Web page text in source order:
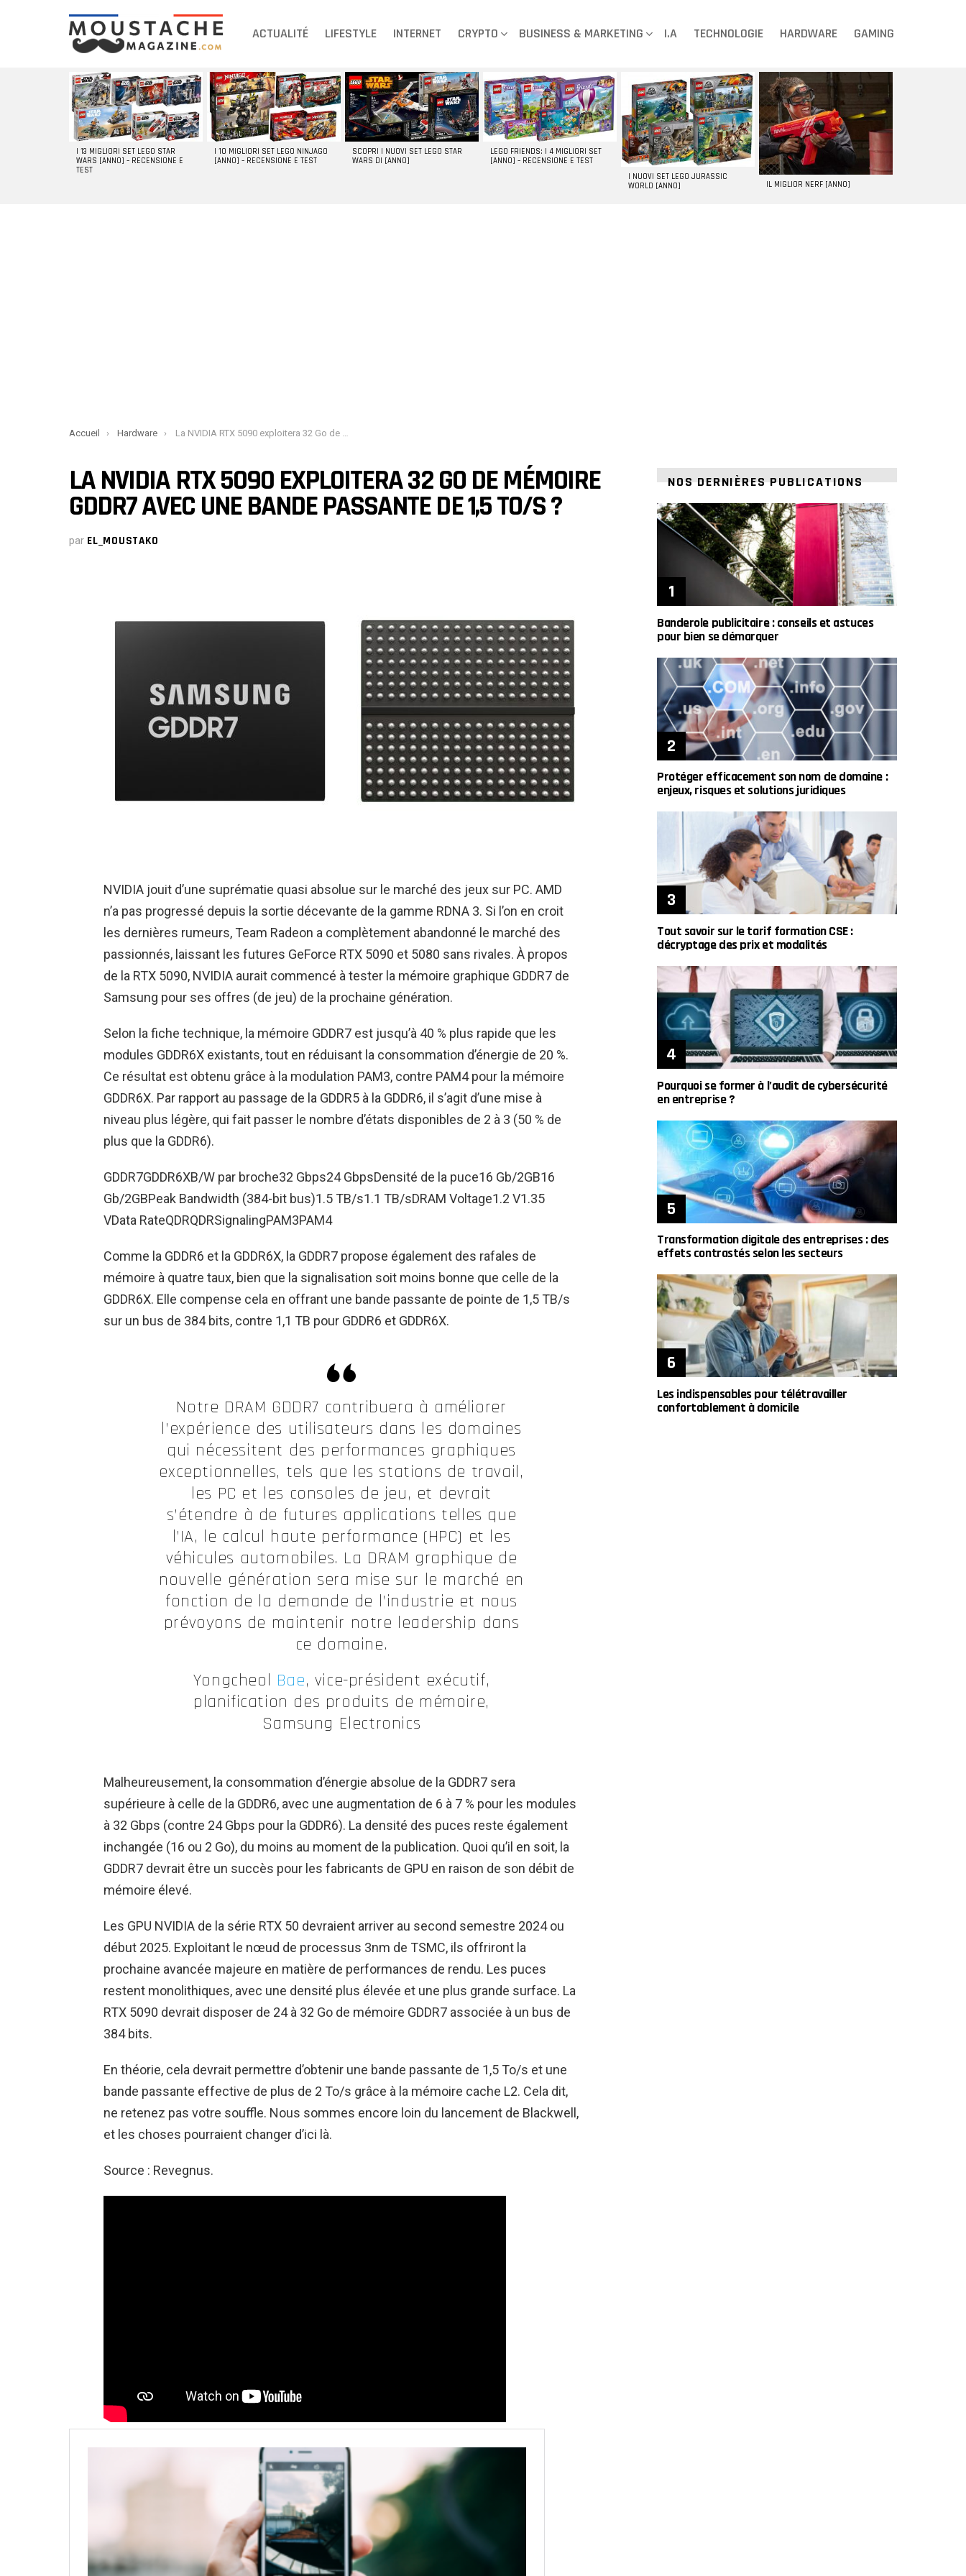
ACTUALITÉ LIFESTYLE INTERNET CRYPTO BUSINESS & MARKETING I.A TECHNOLOGIE HARDWARE GAMING
DERNIERS
ARTICLES
I 13 MIGLIORI SET LEGO STAR
WARS [ANNO] – RECENSIONE E
TEST
I 10 MIGLIORI SET LEGO NINJAGO
[ANNO] – RECENSIONE E TEST
SCOPRI I NUOVI SET LEGO STAR
WARS DI [ANNO]
LEGO FRIENDS: I 4 MIGLIORI SET
[ANNO] – RECENSIONE E TEST
I NUOVI SET LEGO JURASSIC
WORLD [ANNO]
IL MIGLIOR NERF [ANNO]
You are here:
Accueil Hardware La NVIDIA RTX 5090 exploitera 32 Go de mémoire GDDR7 avec une bande passante de 1,5 To/s ?
LA NVIDIA RTX 5090 EXPLOITERA 32 GO DE MÉMOIRE
GDDR7 AVEC UNE BANDE PASSANTE DE 1,5 TO/S ?
par EL_MOUSTAKO
NVIDIA jouit d’une suprématie quasi absolue sur le marché des jeux sur PC. AMD
n’a pas progressé depuis la sortie décevante de la gamme RDNA 3. Si l’on en croit
les dernières rumeurs, Team Radeon a complètement abandonné le marché des
passionnés, laissant les futures GeForce RTX 5090 et 5080 sans rivales. À propos
de la RTX 5090, NVIDIA aurait commencé à tester la mémoire graphique GDDR7 de
Samsung pour ses offres (de jeu) de la prochaine génération.
Selon la fiche technique, la mémoire GDDR7 est jusqu’à 40 % plus rapide que les
modules GDDR6X existants, tout en réduisant la consommation d’énergie de 20 %.
Ce résultat est obtenu grâce à la modulation PAM3, contre PAM4 pour la mémoire
GDDR6X. Par rapport au passage de la GDDR5 à la GDDR6, il s’agit d’une mise à
niveau plus légère, qui fait passer le nombre d’états disponibles de 2 à 3 (50 % de
plus que la GDDR6).
GDDR7GDDR6XB/W par broche32 Gbps24 GbpsDensité de la puce16 Gb/2GB16
Gb/2GBPeak Bandwidth (384-bit bus)1.5 TB/s1.1 TB/sDRAM Voltage1.2 V1.35
VData RateQDRQDRSignalingPAM3PAM4
Comme la GDDR6 et la GDDR6X, la GDDR7 propose également des rafales de
mémoire à quatre taux, bien que la signalisation soit moins bonne que celle de la
GDDR6X. Elle compense cela en offrant une bande passante de pointe de 1,5 TB/s
sur un bus de 384 bits, contre 1,1 TB pour GDDR6 et GDDR6X.
Notre DRAM GDDR7 contribuera à améliorer
l’expérience des utilisateurs dans les domaines
qui nécessitent des performances graphiques
exceptionnelles, tels que les stations de travail,
les PC et les consoles de jeu, et devrait
s’étendre à de futures applications telles que
l’IA, le calcul haute performance (HPC) et les
véhicules automobiles. La DRAM graphique de
nouvelle génération sera mise sur le marché en
fonction de la demande de l’industrie et nous
prévoyons de maintenir notre leadership dans
ce domaine.
Yongcheol Bae, vice-président exécutif,
planification des produits de mémoire,
Samsung Electronics
Malheureusement, la consommation d’énergie absolue de la GDDR7 sera
supérieure à celle de la GDDR6, avec une augmentation de 6 à 7 % pour les modules
à 32 Gbps (contre 24 Gbps pour la GDDR6). La densité des puces reste également
inchangée (16 ou 2 Go), du moins au moment de la publication. Quoi qu’il en soit, la
GDDR7 devrait être un succès pour les fabricants de GPU en raison de son débit de
mémoire élevé.
Les GPU NVIDIA de la série RTX 50 devraient arriver au second semestre 2024 ou
début 2025. Exploitant le nœud de processus 3nm de TSMC, ils offriront la
prochaine avancée majeure en matière de performances de rendu. Les puces
restent monolithiques, avec une densité plus élevée et une plus grande surface. La
RTX 5090 devrait disposer de 24 à 32 Go de mémoire GDDR7 associée à un bus de
384 bits.
En théorie, cela devrait permettre d’obtenir une bande passante de 1,5 To/s et une
bande passante effective de plus de 2 To/s grâce à la mémoire cache L2. Cela dit,
ne retenez pas votre souffle. Nous sommes encore loin du lancement de Blackwell,
et les choses pourraient changer d’ici là.
Source : Revegnus.
NOS DERNIÈRES PUBLICATIONS
Banderole publicitaire : conseils et astuces
pour bien se démarquer
Protéger efficacement son nom de domaine :
enjeux, risques et solutions juridiques
Tout savoir sur le tarif formation CSE :
décryptage des prix et modalités
Pourquoi se former à l’audit de cybersécurité
en entreprise ?
Transformation digitale des entreprises : des
effets contrastés selon les secteurs
Les indispensables pour télétravailler
confortablement à domicile